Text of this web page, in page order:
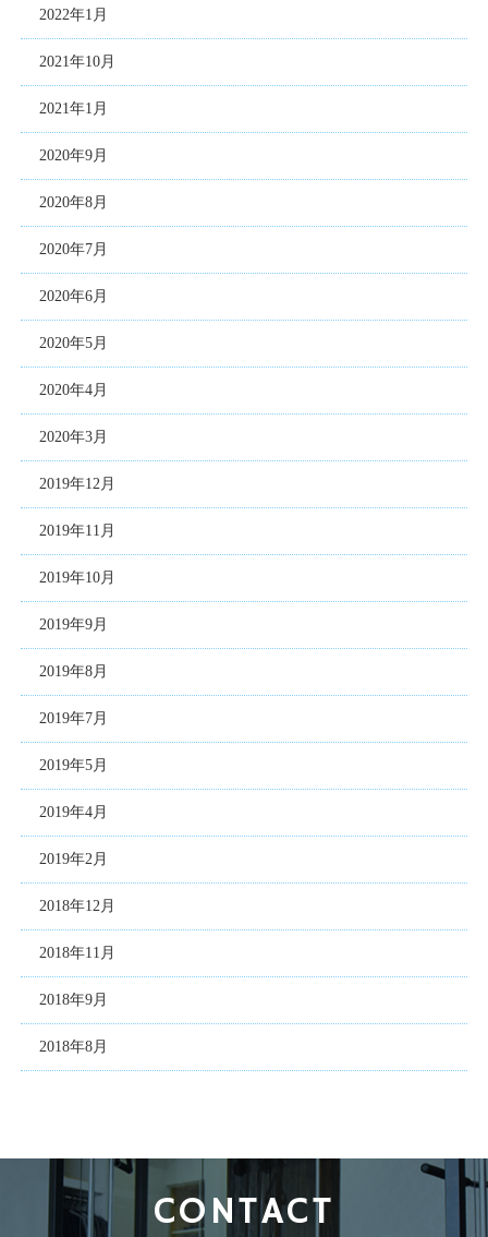
2022年1月
2021年10月
2021年1月
2020年9月
2020年8月
2020年7月
2020年6月
2020年5月
2020年4月
2020年3月
2019年12月
2019年11月
2019年10月
2019年9月
2019年8月
2019年7月
2019年5月
2019年4月
2019年2月
2018年12月
2018年11月
2018年9月
2018年8月
CONTACT